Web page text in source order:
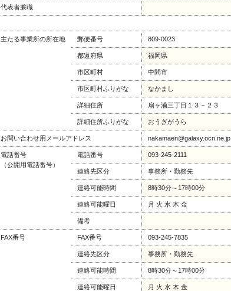
代表者兼職
主たる事業所の所在地 郵便番号 809-0023
都道府県 福岡県
市区町村 中間市
市区町村ふりがな なかまし
詳細住所 扇ヶ浦三丁目１３－２３
詳細住所ふりがな おうぎがうら
お問い合わせ用メールアドレス nakamaen@galaxy.ocn.ne.jp
電話番号
（公開用電話番号）
電話番号 093-245-2111
連絡先区分 事務所・勤務先
連絡可能時間 8時30分～17時00分
連絡可能曜日 月 火 水 木 金
備考
FAX番号 FAX番号 093-245-7835
連絡先区分 事務所・勤務先
連絡可能時間 8時30分～17時00分
連絡可能曜日 月 火 水 木 金